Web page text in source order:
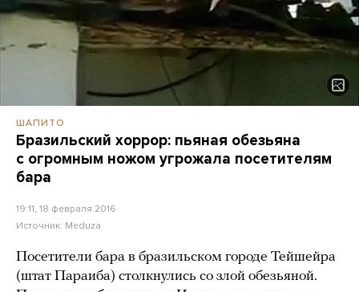
ШАПИТО
Бразильский хоррор: пьяная обезьяна
с огромным ножом угрожала посетителям
бара
19:11, 18 февраля 2016
Источник: Meduza
Посетители бара в бразильском городе Тейшейра
(штат Параиба) столкнулись со злой обезьяной.